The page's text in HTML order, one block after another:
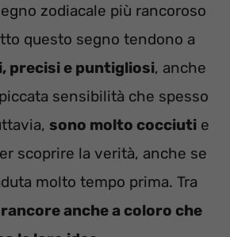
zodiacale più rancoroso
questo segno tendono a
precisi e puntigliosi, anche
sensibilità che spesso
sono molto cocciuti e
scoprire la verità, anche se
molto tempo prima. Tra
anche a coloro che